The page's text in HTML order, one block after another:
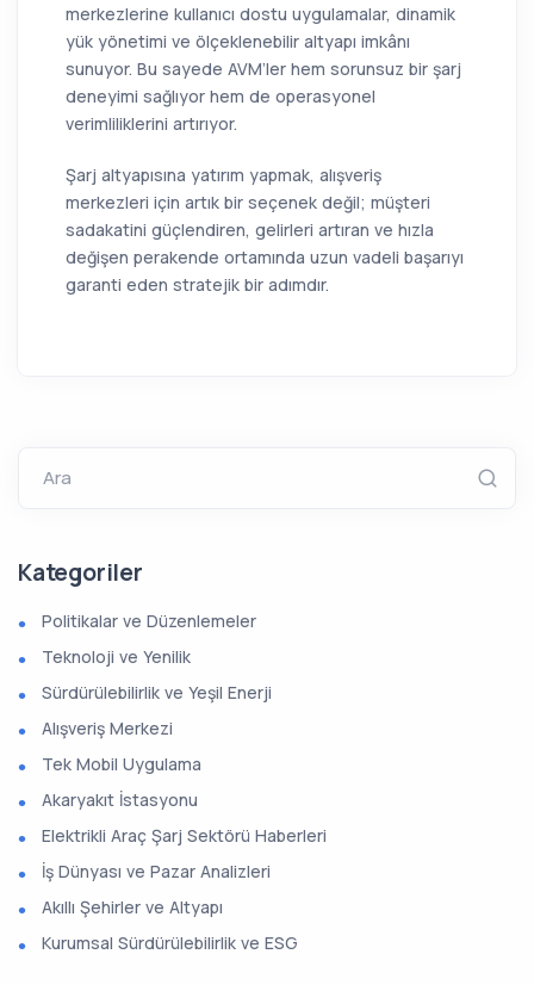
merkezlerine kullanıcı dostu uygulamalar, dinamik
yük yönetimi ve ölçeklenebilir altyapı imkânı
sunuyor. Bu sayede AVM’ler hem sorunsuz bir şarj
deneyimi sağlıyor hem de operasyonel
verimliliklerini artırıyor.
Şarj altyapısına yatırım yapmak, alışveriş
merkezleri için artık bir seçenek değil; müşteri
sadakatini güçlendiren, gelirleri artıran ve hızla
değişen perakende ortamında uzun vadeli başarıyı
garanti eden stratejik bir adımdır.
Ara
Kategoriler
Politikalar ve Düzenlemeler
Teknoloji ve Yenilik
Sürdürülebilirlik ve Yeşil Enerji
Alışveriş Merkezi
Tek Mobil Uygulama
Akaryakıt İstasyonu
Elektrikli Araç Şarj Sektörü Haberleri
İş Dünyası ve Pazar Analizleri
Akıllı Şehirler ve Altyapı
Kurumsal Sürdürülebilirlik ve ESG